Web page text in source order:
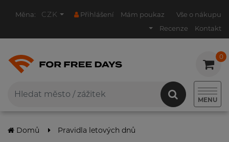
Měna: CZK Přihlášení Mám poukaz
Vše o nákupu
Recenze
Kontakt
0
0
MENU
Domů Pravidla letových dnů